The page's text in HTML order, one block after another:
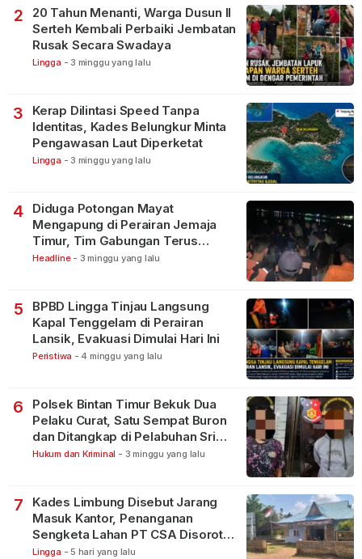
2
20 Tahun Menanti, Warga Dusun II
Serteh Kembali Perbaiki Jembatan
Rusak Secara Swadaya
Lingga - 3 minggu yang lalu
3
Kerap Dilintasi Speed Tanpa
Identitas, Kades Belungkur Minta
Pengawasan Laut Diperketat
Lingga - 3 minggu yang lalu
4
Diduga Potongan Mayat
Mengapung di Perairan Jemaja
Timur, Tim Gabungan Terus
Lakukan Pencarian
Headline - 3 minggu yang lalu
5
BPBD Lingga Tinjau Langsung
Kapal Tenggelam di Perairan
Lansik, Evakuasi Dimulai Hari Ini
Peristiwa - 4 minggu yang lalu
6
Polsek Bintan Timur Bekuk Dua
Pelaku Curat, Satu Sempat Buron
dan Ditangkap di Pelabuhan Sri
Bintan Pura
Hukum dan Kriminal - 3 minggu yang lalu
7
Kades Limbung Disebut Jarang
Masuk Kantor, Penanganan
Sengketa Lahan PT CSA Disorot
Warga
Lingga - 5 hari yang lalu